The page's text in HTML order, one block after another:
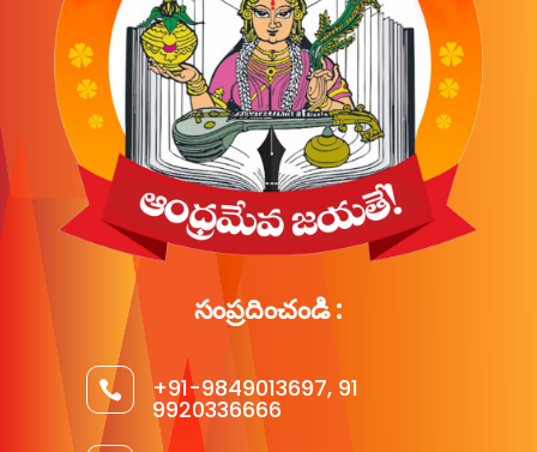
సంప్రదించండి :
 +91-9849013697, 91
9920336666